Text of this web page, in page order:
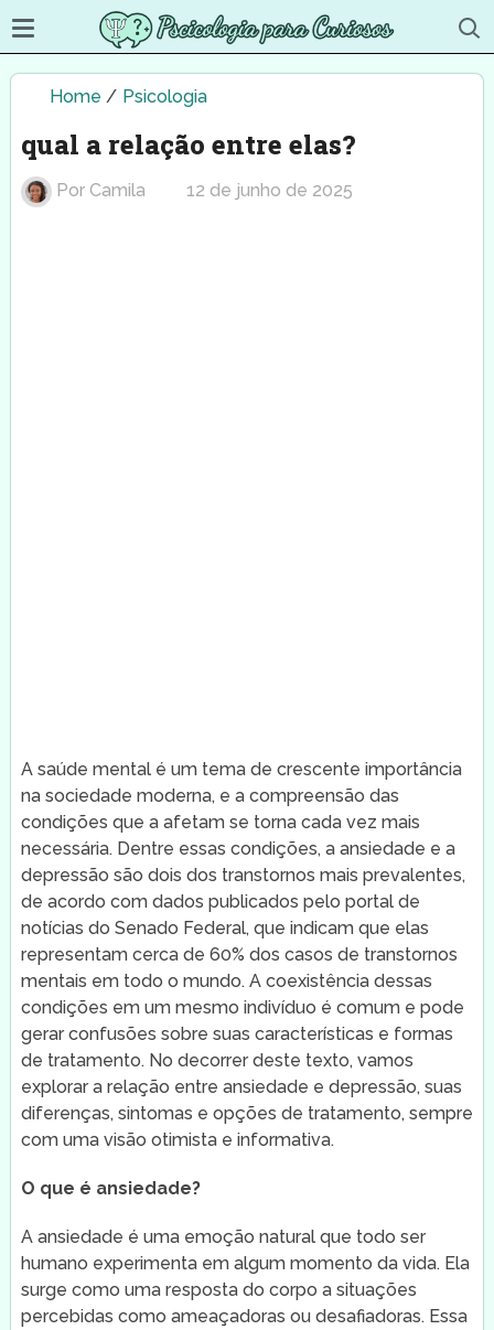
Home / Psicologia
qual a relação entre elas?
Por Camila 12 de junho de 2025
A saúde mental é um tema de crescente importância
na sociedade moderna, e a compreensão das
condições que a afetam se torna cada vez mais
necessária. Dentre essas condições, a ansiedade e a
depressão são dois dos transtornos mais prevalentes,
de acordo com dados publicados pelo portal de
notícias do Senado Federal, que indicam que elas
representam cerca de 60% dos casos de transtornos
mentais em todo o mundo. A coexistência dessas
condições em um mesmo indivíduo é comum e pode
gerar confusões sobre suas características e formas
de tratamento. No decorrer deste texto, vamos
explorar a relação entre ansiedade e depressão, suas
diferenças, sintomas e opções de tratamento, sempre
com uma visão otimista e informativa.
O que é ansiedade?
A ansiedade é uma emoção natural que todo ser
humano experimenta em algum momento da vida. Ela
surge como uma resposta do corpo a situações
percebidas como ameaçadoras ou desafiadoras. Essa